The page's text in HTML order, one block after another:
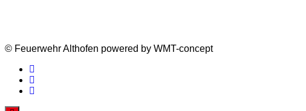
© Feuerwehr Althofen powered by WMT-concept